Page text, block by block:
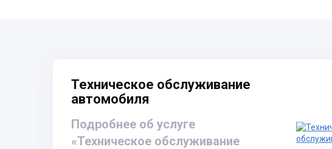
Техническое обслуживание
автомобиля
Подробнее об услуге
«Техническое обслуживание